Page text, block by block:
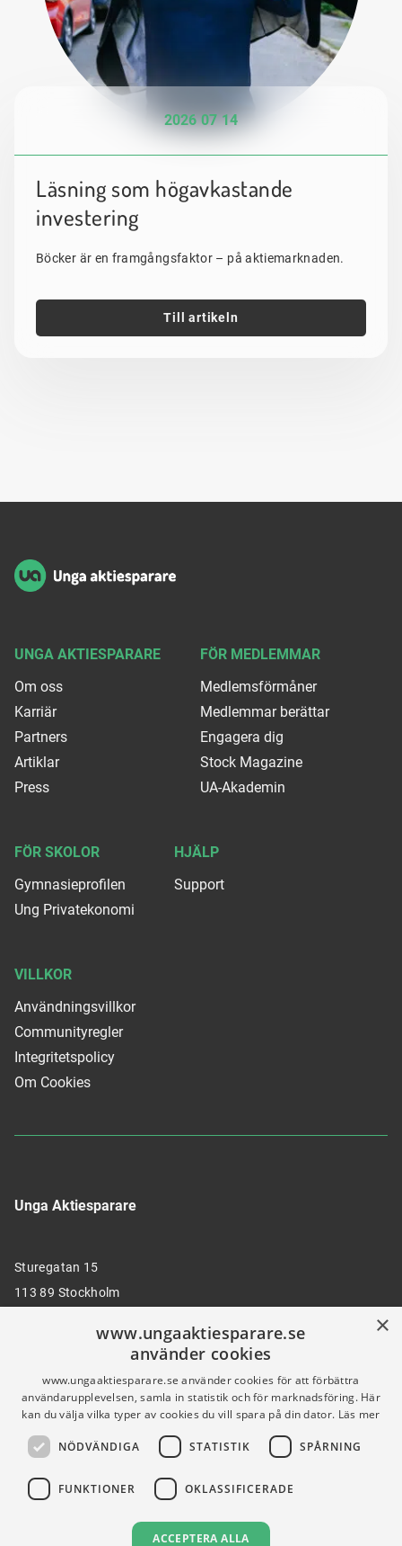
2026 07 14
Läsning som högavkastande
investering
Böcker är en framgångsfaktor – på aktiemarknaden.
Till artikeln
Unga Aktiesparare
Sturegatan 15
113 89 Stockholm
info@ungaaktiesparare.se
Följ oss gärna på sociala medier
UNGA AKTIESPARARE
Om oss
Karriär
Partners
Artiklar
Press
FÖR MEDLEMMAR
Medlemsförmåner
Medlemmar berättar
Engagera dig
Stock Magazine
UA-Akademin
FÖR SKOLOR
Gymnasieprofilen
Ung Privatekonomi
HJÄLP
Support
VILLKOR
Användningsvillkor
Communityregler
Integritetspolicy
Om Cookies
×
www.ungaaktiesparare.se
använder cookies
www.ungaaktiesparare.se använder cookies för att förbättra
användarupplevelsen, samla in statistik och för marknadsföring. Här
kan du välja vilka typer av cookies du vill spara på din dator. Läs mer
NÖDVÄNDIGA STATISTIK SPÅRNING
FUNKTIONER OKLASSIFICERADE
ACCEPTERA ALLA